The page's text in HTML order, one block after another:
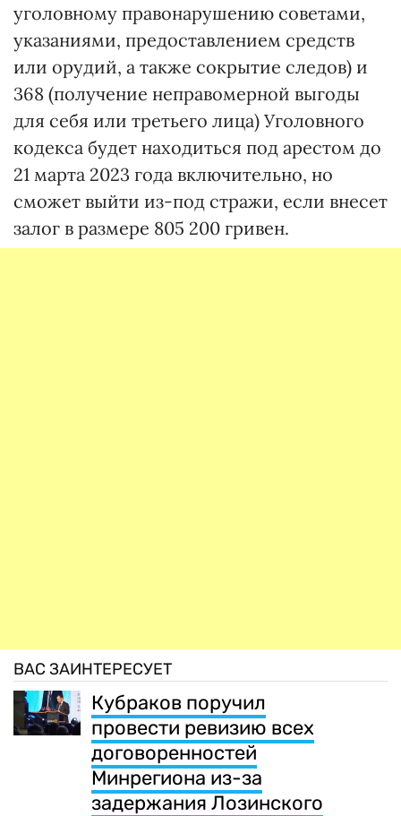
уголовному правонарушению советами,
указаниями, предоставлением средств
или орудий, а также сокрытие следов) и
368 (получение неправомерной выгоды
для себя или третьего лица) Уголовного
кодекса будет находиться под арестом до
21 марта 2023 года включительно, но
сможет выйти из-под стражи, если внесет
залог в размере 805 200 гривен.
ВАС ЗАИНТЕРЕСУЕТ
Кубраков поручил
провести ревизию всех
договоренностей
Минрегиона из-за
задержания Лозинского